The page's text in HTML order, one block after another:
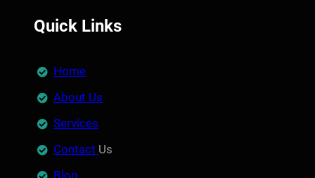
Quick Links
Home
About Us
Services
Contact Us
Blog